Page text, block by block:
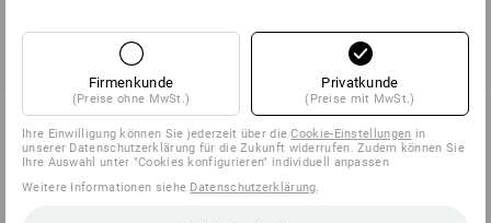
SERVICE 0 60 50 / 97 10 12
Firmenkunde
(Preise ohne MwSt.)
Privatkunde
(Preise mit MwSt.)
Ihre Einwilligung können Sie jederzeit über dieCookie-Einstellungen in
unserer Datenschutzerklärung für die Zukunft widerrufen. Zudem können Sie
Ihre Auswahl unter "Cookies konfigurieren" individuell anpassen
Weitere Informationen siehe Datenschutzerklärung.